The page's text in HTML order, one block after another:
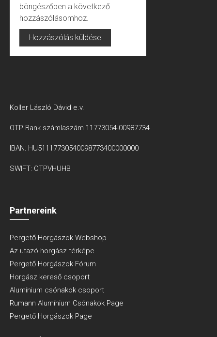
böngészőben a következő
hozzászólásomhoz.
Koller László Dávid e.v.
OTP Bank számlaszám 11773054-00987734
IBAN: HU51117730540098773400000000
SWIFT: OTPVHUHB
Partnereink
Pergető Horgászok Webshop
Az utazó horgász térképe
Pergető Horgászok Fórum
Horgász kereső csoport
Alumínium csónakok csoport
Rumann Alumínium Csónakok Page
Pergető Horgászok Page